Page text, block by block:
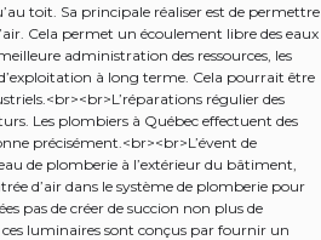
toit. Sa principale réaliser est de permettre
Cela permet un écoulement libre des eaux
administration des ressources, les
à long terme. Cela pourrait être
régulier des
Les plombiers à Québec effectuent des
précisément.<br><br>L’évent de
de plomberie à l’extérieur du bâtiment,
d’air dans le système de plomberie pour
pas de créer de succion non plus de
luminaires sont conçus par fournir un